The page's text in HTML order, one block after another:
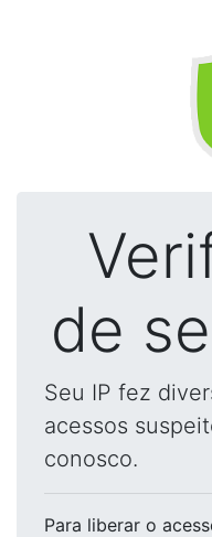
de
Seu IP fez
acessos
conosco.
Para liberar o